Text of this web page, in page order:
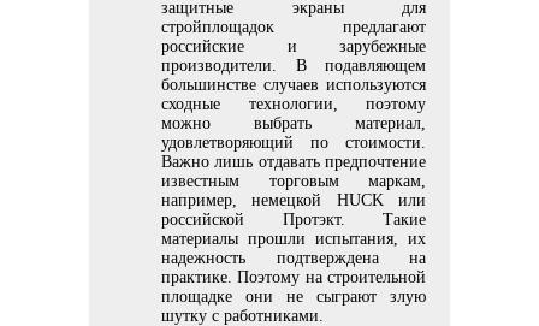
защитные экраны для
стройплощадок предлагают
российские и зарубежные
производители. В подавляющем
большинстве случаев используются
сходные технологии, поэтому
можно выбрать материал,
удовлетворяющий по стоимости.
Важно лишь отдавать предпочтение
известным торговым маркам,
например, немецкой HUCK или
российской Протэкт. Такие
материалы прошли испытания, их
надежность подтверждена на
практике. Поэтому на строительной
площадке они не сыграют злую
шутку с работниками.